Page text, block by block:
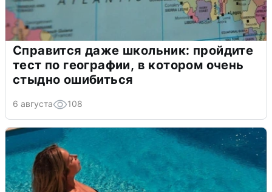
Справится даже школьник: пройдите
тест по географии, в котором очень
стыдно ошибиться
6 августа 108